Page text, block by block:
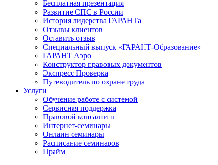
Бесплатная презентация
Развитие СПС в России
История лидерства ГАРАНТа
Отзывы клиентов
Оставить отзыв
Специальный выпуск «ГАРАНТ-Образование»
ГАРАНТ Аэро
Конструктор правовых документов
Экспресс Проверка
Путеводитель по охране труда
Услуги
Обучение работе с системой
Сервисная поддержка
Правовой консалтинг
Интернет-семинары
Онлайн семинары
Расписание семинаров
Прайм